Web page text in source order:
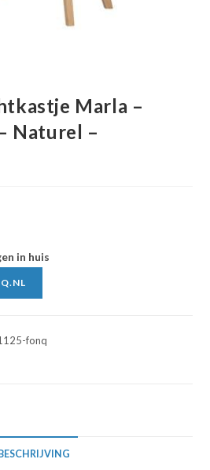
Marla –
Naturel –
in huis
fonq
BESCHRIJVING